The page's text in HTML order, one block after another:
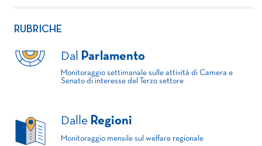
RUBRICHE
Dal Parlamento
Monitoraggio settimanale sulle attività di Camera e
Senato di interesse del Terzo settore
Dalle Regioni
Monitoraggio mensile sul welfare regionale